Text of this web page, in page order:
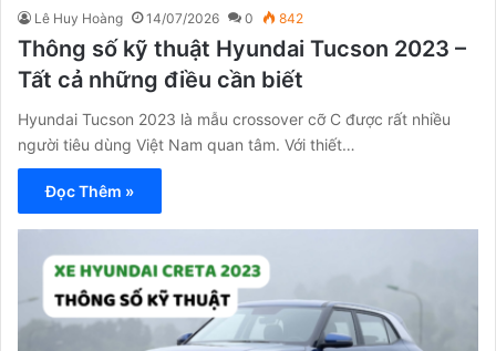
Lê Huy Hoàng 14/07/2026 0 842
Thông số kỹ thuật Hyundai Tucson 2023 –
Tất cả những điều cần biết
Hyundai Tucson 2023 là mẫu crossover cỡ C được rất nhiều
người tiêu dùng Việt Nam quan tâm. Với thiết…
Đọc Thêm »